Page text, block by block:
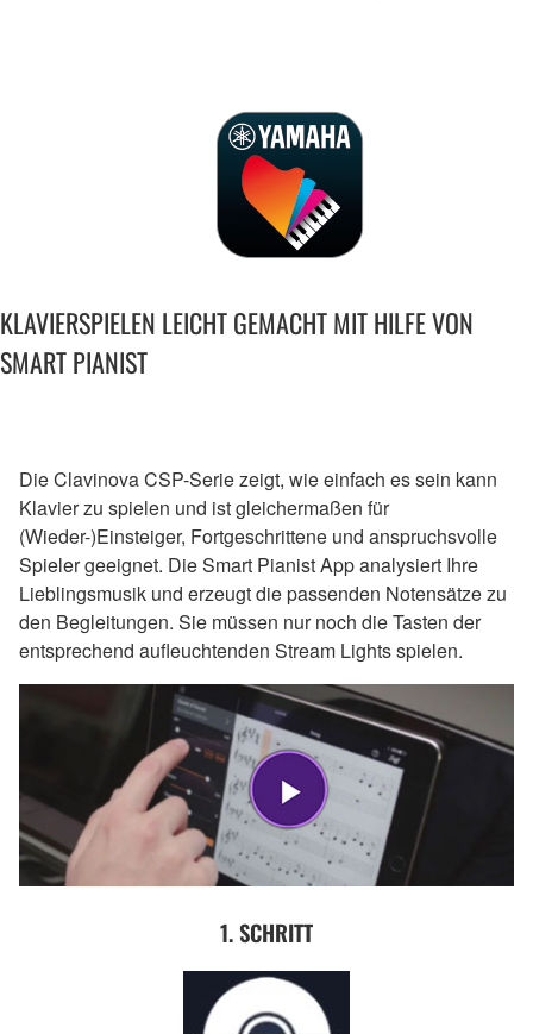
KLAVIERSPIELEN LEICHT GEMACHT MIT HILFE VON
SMART PIANIST
Die Clavinova CSP-Serie zeigt, wie einfach es sein kann
Klavier zu spielen und ist gleichermaßen für
(Wieder-)Einsteiger, Fortgeschrittene und anspruchsvolle
Spieler geeignet. Die Smart Pianist App analysiert Ihre
Lieblingsmusik und erzeugt die passenden Notensätze zu
den Begleitungen. Sie müssen nur noch die Tasten der
entsprechend aufleuchtenden Stream Lights spielen.
1. SCHRITT